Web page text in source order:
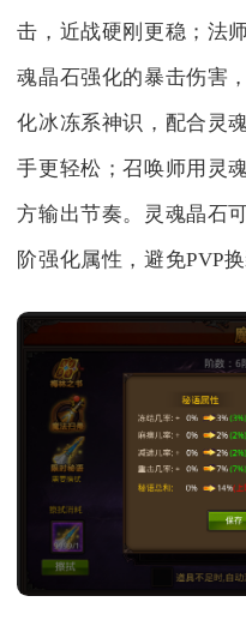
击，近战硬刚更稳；法
魂晶石强化的暴击伤害
化冰冻系神识，配合灵
手更轻松；召唤师用灵
方输出节奏。灵魂晶石
阶强化属性，避免PVP